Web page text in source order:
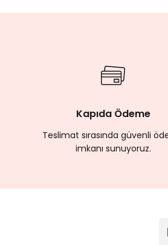
Kapıda Ödeme
Teslimat sırasında güvenli
imkanı sunuyoruz.